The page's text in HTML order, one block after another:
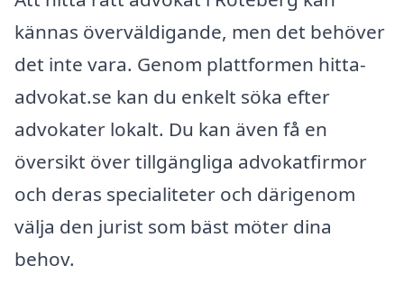
kännas överväldigande, men det behöver
det inte vara. Genom plattformen hitta-
advokat.se kan du enkelt söka efter
advokater lokalt. Du kan även få en
översikt över tillgängliga advokatfirmor
och deras specialiteter och därigenom
välja den jurist som bäst möter dina
behov.